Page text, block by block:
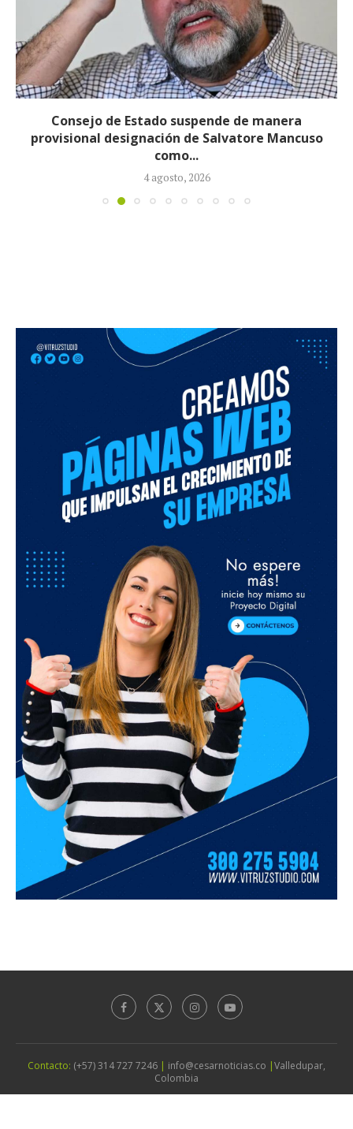
Consejo de Estado suspende de manera
provisional designación de Salvatore Mancuso
como...
4 agosto, 2026
Contacto: (+57) 314 727 7246 | info@cesarnoticias.co |Valledupar,
Colombia